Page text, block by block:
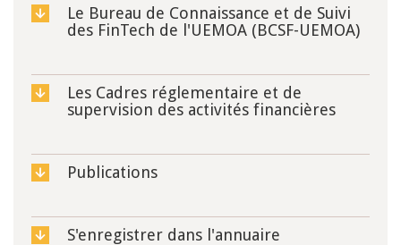
Le Bureau de Connaissance et de Suivi
des FinTech de l'UEMOA (BCSF-UEMOA)
Les Cadres réglementaire et de
supervision des activités financières
Publications
S'enregistrer dans l'annuaire